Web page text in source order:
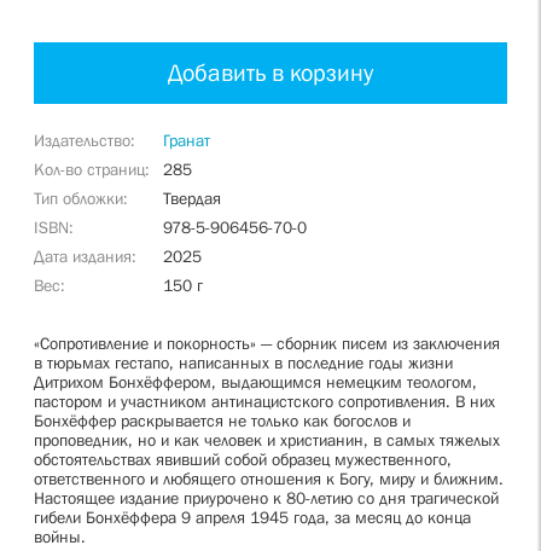
Добавить в корзину
Издательство
Гранат
Кол-во страниц
285
Тип обложки
Твердая
ISBN
978-5-906456-70-0
Дата издания
2025
Вес
150 г
«Сопротивление и покорность» — сборник писем из заключения
в тюрьмах гестапо, написанных в последние годы жизни
Дитрихом Бонхёффером, выдающимся немецким теологом,
пастором и участником антинацистского сопротивления. В них
Бонхёффер раскрывается не только как богослов и
проповедник, но и как человек и христианин, в самых тяжелых
обстоятельствах явивший собой образец мужественного,
ответственного и любящего отношения к Богу, миру и ближним.
Настоящее издание приурочено к 80-летию со дня трагической
гибели Бонхёффера 9 апреля 1945 года, за месяц до конца
войны.